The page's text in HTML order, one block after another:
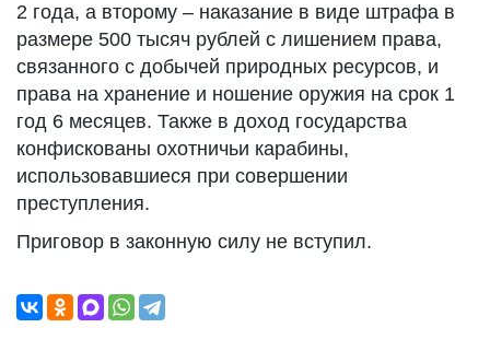
2 года, а второму – наказание в виде штрафа в
размере 500 тысяч рублей с лишением права,
связанного с добычей природных ресурсов, и
права на хранение и ношение оружия на срок 1
год 6 месяцев. Также в доход государства
конфискованы охотничьи карабины,
использовавшиеся при совершении
преступления.
Приговор в законную силу не вступил.